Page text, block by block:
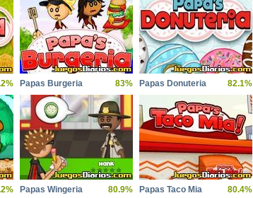
Papas Burgeria 83% Papas Donuteria 82.1%
Papas Wingeria 80.9% Papas Taco Mia 80.4%